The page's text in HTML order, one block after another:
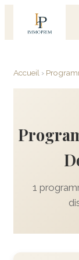
Accueil ›
1